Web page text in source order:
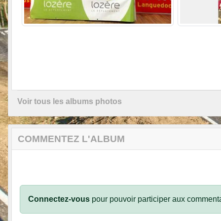
Voir tous les albums photos
COMMENTEZ L'ALBUM
Connectez-vous pour pouvoir participer aux